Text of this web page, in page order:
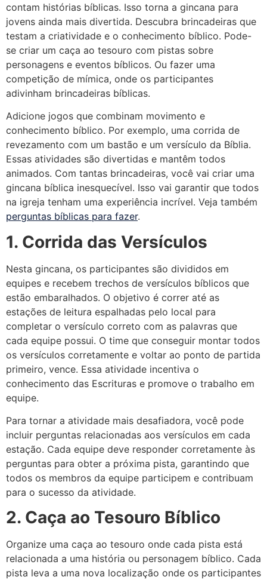
contam histórias bíblicas. Isso torna a gincana para
jovens ainda mais divertida. Descubra brincadeiras que
testam a criatividade e o conhecimento bíblico. Pode-
se criar um caça ao tesouro com pistas sobre
personagens e eventos bíblicos. Ou fazer uma
competição de mímica, onde os participantes
adivinham brincadeiras bíblicas.
Adicione jogos que combinam movimento e
conhecimento bíblico. Por exemplo, uma corrida de
revezamento com um bastão e um versículo da Bíblia.
Essas atividades são divertidas e mantêm todos
animados. Com tantas brincadeiras, você vai criar uma
gincana bíblica inesquecível. Isso vai garantir que todos
na igreja tenham uma experiência incrível. Veja também
perguntas bíblicas para fazer.
1. Corrida das Versículos
Nesta gincana, os participantes são divididos em
equipes e recebem trechos de versículos bíblicos que
estão embaralhados. O objetivo é correr até as
estações de leitura espalhadas pelo local para
completar o versículo correto com as palavras que
cada equipe possui. O time que conseguir montar todos
os versículos corretamente e voltar ao ponto de partida
primeiro, vence. Essa atividade incentiva o
conhecimento das Escrituras e promove o trabalho em
equipe.
Para tornar a atividade mais desafiadora, você pode
incluir perguntas relacionadas aos versículos em cada
estação. Cada equipe deve responder corretamente às
perguntas para obter a próxima pista, garantindo que
todos os membros da equipe participem e contribuam
para o sucesso da atividade.
2. Caça ao Tesouro Bíblico
Organize uma caça ao tesouro onde cada pista está
relacionada a uma história ou personagem bíblico. Cada
pista leva a uma nova localização onde os participantes